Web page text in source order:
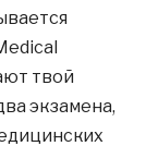
твой
экзамена,